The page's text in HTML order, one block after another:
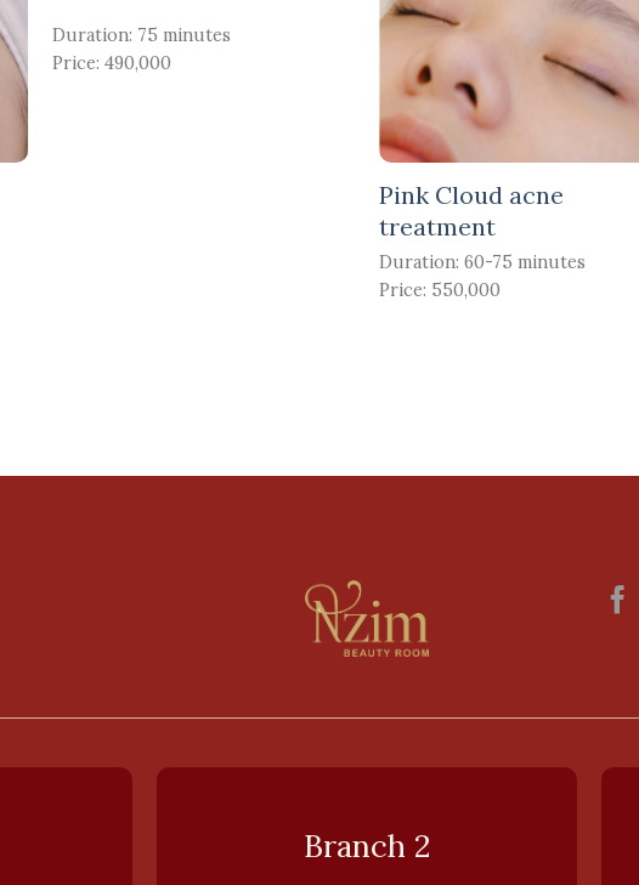
Duration: 75 minutes
Price: 490,000
Pink Cloud acne
treatment
Duration: 60-75 minutes
Price: 550,000
Branch 2